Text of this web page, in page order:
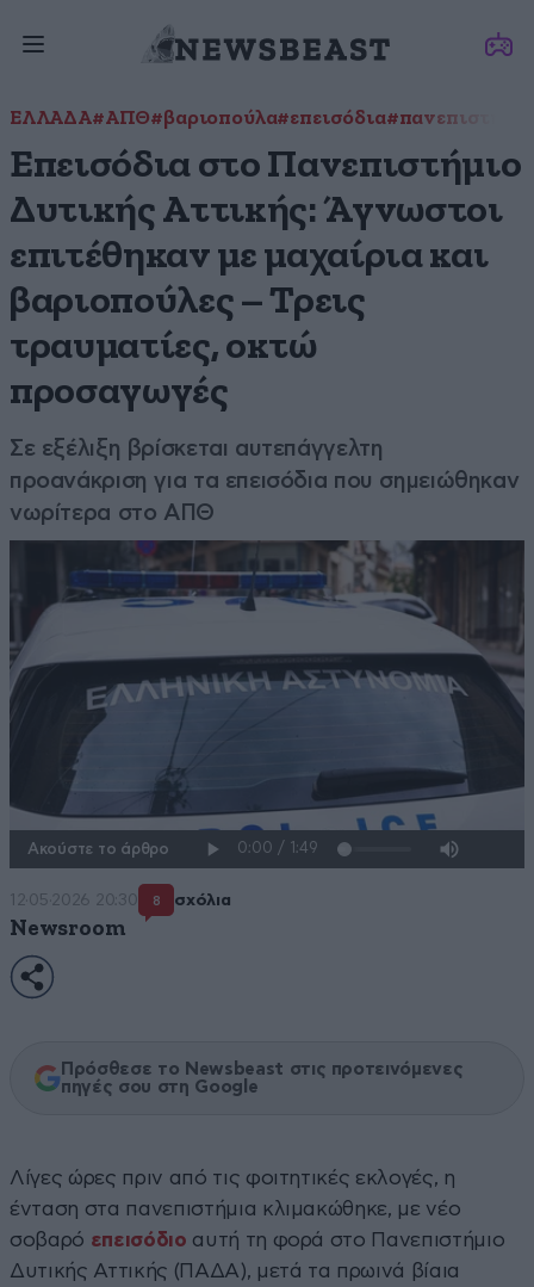
ΕΛΛΑΔΑ#ΑΠΘ#βαριοπούλα#επεισόδια
Eπεισόδια στο Πανεπιστήμιο
Δυτικής Αττικής: Άγνωστοι
επιτέθηκαν με μαχαίρια και
βαριοπούλες – Τρεις
τραυματίες, οκτώ
προσαγωγές
Σε εξέλιξη βρίσκεται αυτεπάγγελτη
προανάκριση για τα επεισόδια που σημειώθηκαν
νωρίτερα στο ΑΠΘ
Ακούστε το άρθρο
12·05·2026 20:30 8 σχόλια
Newsroom
Πρόσθεσε το Newsbeast στις προτεινόμενες
πηγές σου στη Google
Λίγες ώρες πριν από τις φοιτητικές εκλογές, η
ένταση στα πανεπιστήμια κλιμακώθηκε, με νέο
σοβαρό επεισόδιο αυτή τη φορά στο Πανεπιστήμιο
Δυτικής Αττικής (ΠΑΔΑ), μετά τα πρωινά βίαια